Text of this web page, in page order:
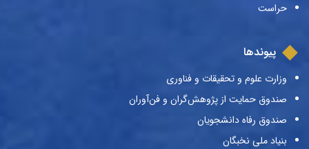
حراست
پیوندها
وزارت علوم و تحقیقات و فناوری
صندوق حمایت از پژوهش‌گران و فن‌آوران
صندوق رفاه دانشجویان
بنیاد ملی نخبگان